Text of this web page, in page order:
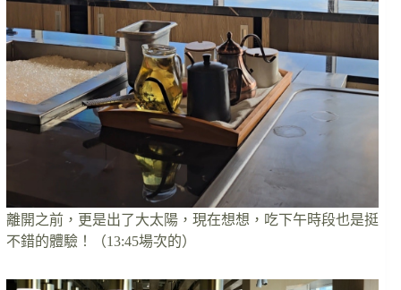
離開之前，更是出了大太陽，現在想想，吃下午時段也是挺
不錯的體驗！（13:45場次的）